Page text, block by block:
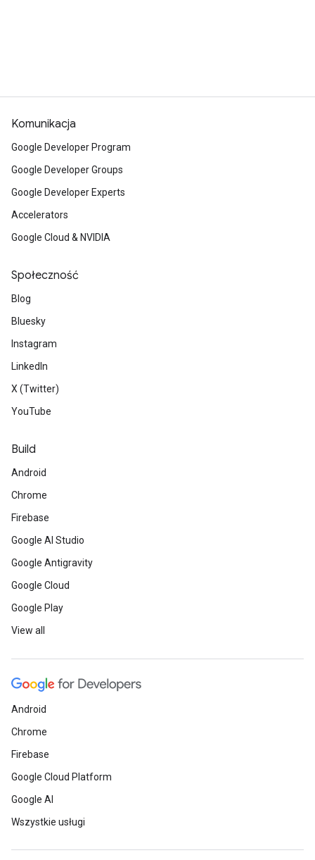
Komunikacja
Google Developer Program
Google Developer Groups
Google Developer Experts
Accelerators
Google Cloud & NVIDIA
Społeczność
Blog
Bluesky
Instagram
LinkedIn
X (Twitter)
YouTube
Build
Android
Chrome
Firebase
Google AI Studio
Google Antigravity
Google Cloud
Google Play
View all
Android
Chrome
Firebase
Google Cloud Platform
Google AI
Wszystkie usługi